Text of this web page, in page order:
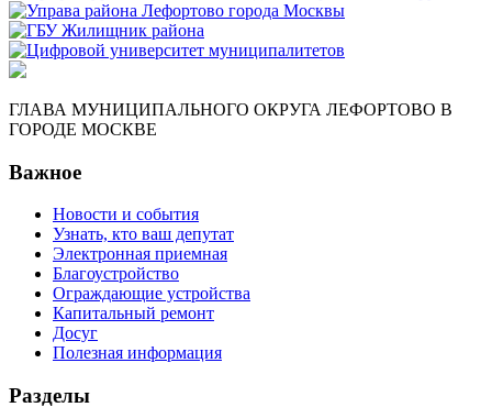
ГЛАВА МУНИЦИПАЛЬНОГО ОКРУГА ЛЕФОРТОВО В
ГОРОДЕ МОСКВЕ
Важное
Новости и события
Узнать, кто ваш депутат
Электронная приемная
Благоустройство
Ограждающие устройства
Капитальный ремонт
Досуг
Полезная информация
Разделы